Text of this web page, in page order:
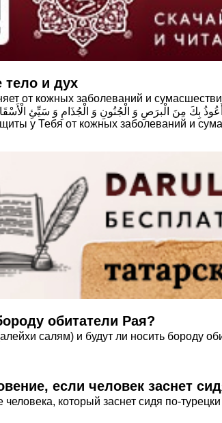
тело и дух
от кожных заболеваний и
у Тебя от кожных заболеваний и
обитатели Рая?
салям) и будут ли носить бороду
если человек заснет
который заснет сидя по-